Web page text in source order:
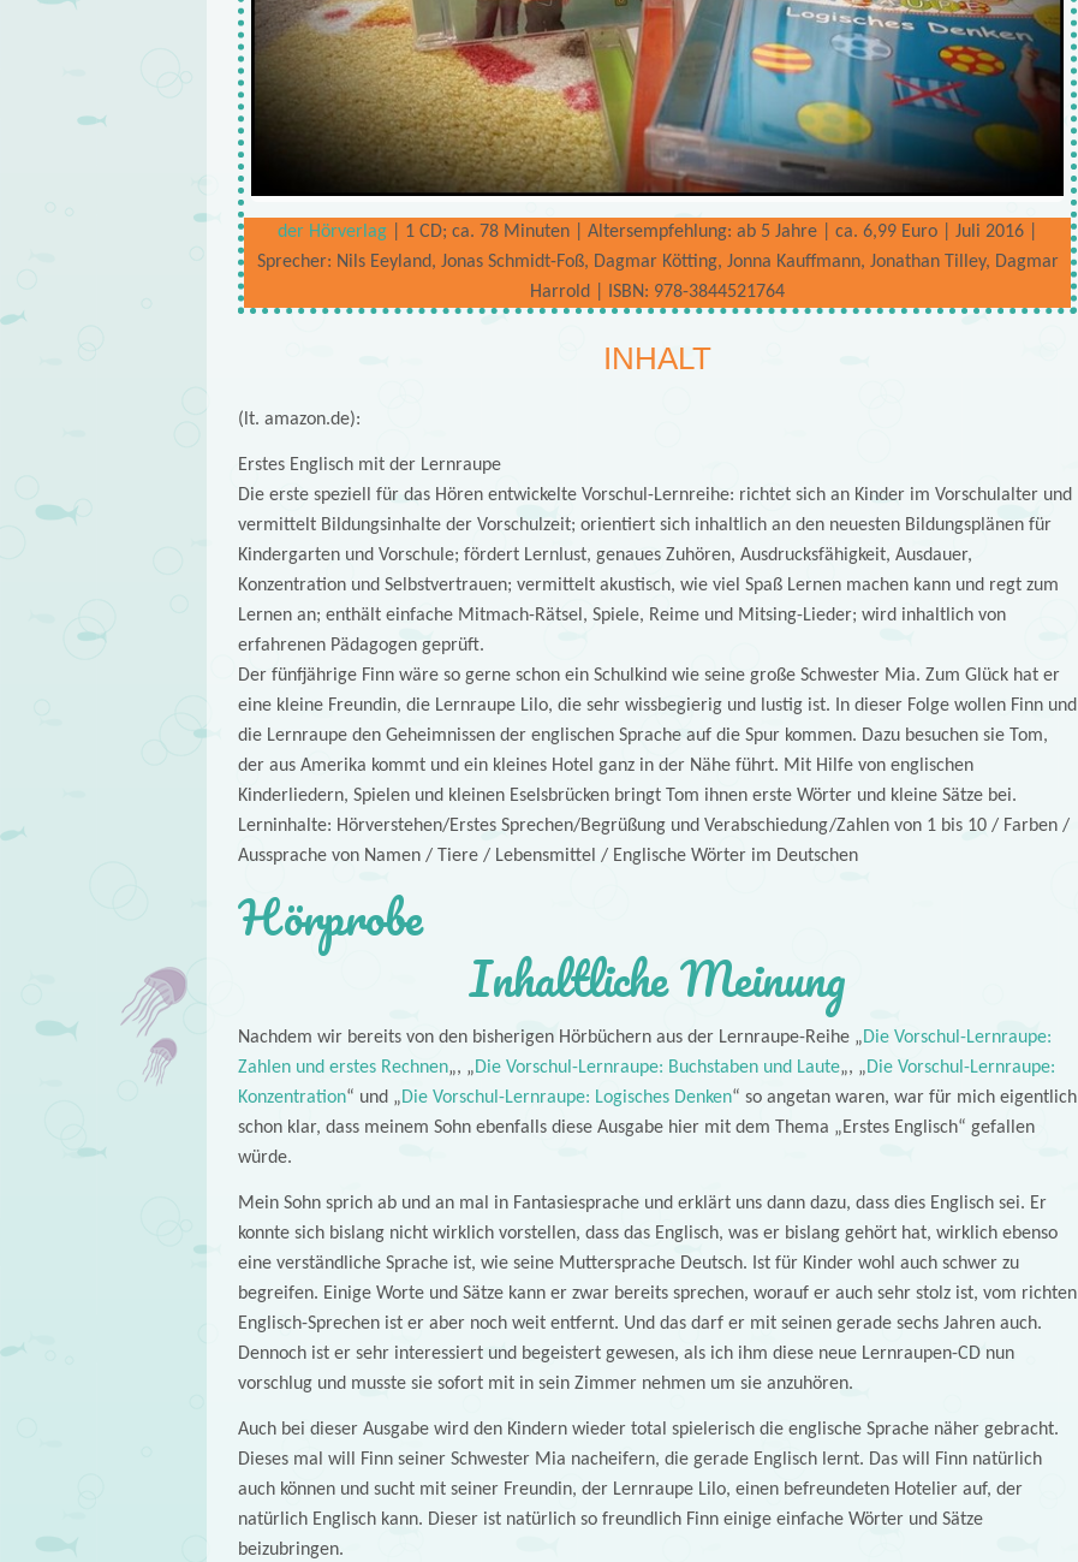
der Hörverlag | 1 CD; ca. 78 Minuten | Altersempfehlung: ab 5 Jahre | ca. 6,99 Euro | Juli 2016 |
Sprecher: Nils Eeyland, Jonas Schmidt-Foß, Dagmar Kötting, Jonna Kauffmann, Jonathan Tilley, Dagmar
Harrold | ISBN: 978-3844521764
INHALT
(lt. amazon.de):
Erstes Englisch mit der Lernraupe
Die erste speziell für das Hören entwickelte Vorschul-Lernreihe: richtet sich an Kinder im Vorschulalter und
vermittelt Bildungsinhalte der Vorschulzeit; orientiert sich inhaltlich an den neuesten Bildungsplänen für
Kindergarten und Vorschule; fördert Lernlust, genaues Zuhören, Ausdrucksfähigkeit, Ausdauer,
Konzentration und Selbstvertrauen; vermittelt akustisch, wie viel Spaß Lernen machen kann und regt zum
Lernen an; enthält einfache Mitmach-Rätsel, Spiele, Reime und Mitsing-Lieder; wird inhaltlich von
erfahrenen Pädagogen geprüft.
Der fünfjährige Finn wäre so gerne schon ein Schulkind wie seine große Schwester Mia. Zum Glück hat er
eine kleine Freundin, die Lernraupe Lilo, die sehr wissbegierig und lustig ist. In dieser Folge wollen Finn und
die Lernraupe den Geheimnissen der englischen Sprache auf die Spur kommen. Dazu besuchen sie Tom,
der aus Amerika kommt und ein kleines Hotel ganz in der Nähe führt. Mit Hilfe von englischen
Kinderliedern, Spielen und kleinen Eselsbrücken bringt Tom ihnen erste Wörter und kleine Sätze bei.
Lerninhalte: Hörverstehen/Erstes Sprechen/Begrüßung und Verabschiedung/Zahlen von 1 bis 10 / Farben /
Aussprache von Namen / Tiere / Lebensmittel / Englische Wörter im Deutschen
Hörprobe
Inhaltliche Meinung
Nachdem wir bereits von den bisherigen Hörbüchern aus der Lernraupe-Reihe „Die Vorschul-Lernraupe:
Zahlen und erstes Rechnen„, „Die Vorschul-Lernraupe: Buchstaben und Laute„, „Die Vorschul-Lernraupe:
Konzentration“ und „Die Vorschul-Lernraupe: Logisches Denken“ so angetan waren, war für mich eigentlich
schon klar, dass meinem Sohn ebenfalls diese Ausgabe hier mit dem Thema „Erstes Englisch“ gefallen
würde.
Mein Sohn sprich ab und an mal in Fantasiesprache und erklärt uns dann dazu, dass dies Englisch sei. Er
konnte sich bislang nicht wirklich vorstellen, dass das Englisch, was er bislang gehört hat, wirklich ebenso
eine verständliche Sprache ist, wie seine Muttersprache Deutsch. Ist für Kinder wohl auch schwer zu
begreifen. Einige Worte und Sätze kann er zwar bereits sprechen, worauf er auch sehr stolz ist, vom richten
Englisch-Sprechen ist er aber noch weit entfernt. Und das darf er mit seinen gerade sechs Jahren auch.
Dennoch ist er sehr interessiert und begeistert gewesen, als ich ihm diese neue Lernraupen-CD nun
vorschlug und musste sie sofort mit in sein Zimmer nehmen um sie anzuhören.
Auch bei dieser Ausgabe wird den Kindern wieder total spielerisch die englische Sprache näher gebracht.
Dieses mal will Finn seiner Schwester Mia nacheifern, die gerade Englisch lernt. Das will Finn natürlich
auch können und sucht mit seiner Freundin, der Lernraupe Lilo, einen befreundeten Hotelier auf, der
natürlich Englisch kann. Dieser ist natürlich so freundlich Finn einige einfache Wörter und Sätze
beizubringen.